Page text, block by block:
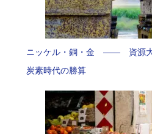
ニッケル・銅・金 —— 資源大
炭素時代の勝算